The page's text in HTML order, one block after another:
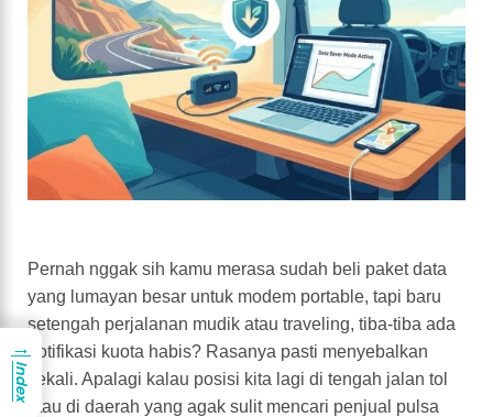
Pernah nggak sih kamu merasa sudah beli paket data
yang lumayan besar untuk modem portable, tapi baru
setengah perjalanan mudik atau traveling, tiba-tiba ada
notifikasi kuota habis? Rasanya pasti menyebalkan
sekali. Apalagi kalau posisi kita lagi di tengah jalan tol
atau di daerah yang agak sulit mencari penjual pulsa
→
Index